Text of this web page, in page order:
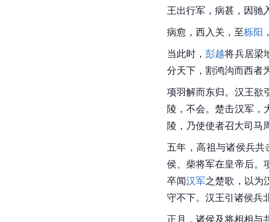
王出行军，病甚，因驰
病愈，西入关，至栎阳
当此时，彭越将兵居梁
分天下，割鸿沟而西者
项羽解而东归。汉王欲
陵，不会。楚击汉军，
陵，乃使使者召大司马
五年，高祖与诸侯兵共
侯、柴将军在皇帝后。
卒闻汉军之楚歌，以为
守不下。汉王引诸侯兵
正月，诸侯及将相相与